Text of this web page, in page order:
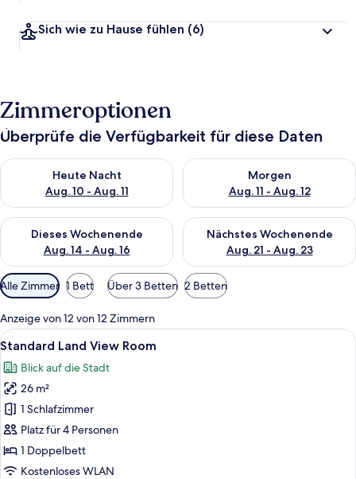
Sich wie zu Hause fühlen (6)
Zimmeroptionen
Überprüfe die Verfügbarkeit für diese Daten
Heute Nacht
Aug. 10 - Aug. 11
Überprüfe die Verfügbarkeit für heute Nacht, Aug. 10 - Aug.
Morgen
Aug. 11 - Aug. 12
Überprüfe die Verfügbarkeit
Dieses Wochenende
Aug. 14 - Aug. 16
Überprüfe die Verfügbarkeit für dieses Wochenende, Aug. 14
Nächstes Wochenende
Aug. 21 - Aug. 23
Überprüfe die Verfügbarkeit
Verfügbare
Filter
für
Zimmer
Alle Zimmer 1 Bett Über 3 Betten 2 Betten
Anzeige von 12 von 12 Zimmern
Alle
Fotos
für
Standard
Land
View
Room
anzeigen
Kostenlose Minibar, Zimmersafe,
6
Standard Land View Room
Blick auf die Stadt
26 m²
1 Schlafzimmer
Platz für 4 Personen
1 Doppelbett
Kostenloses WLAN